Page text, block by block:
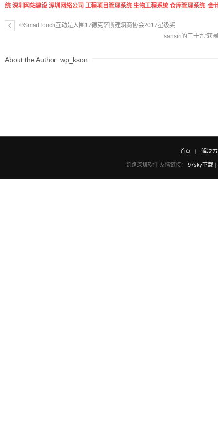
统 深圳网站建设 深圳网络公司 工程项目管理系统 生物工程系统 仓库管理系统 会
®SmartTouch互动是入围17德克萨斯建筑商协会2017星级奖
sansiri的三十九”获
About the Author: wp_kson
首页 解决
凯路深圳软件 友情链接： 97sky下载 |